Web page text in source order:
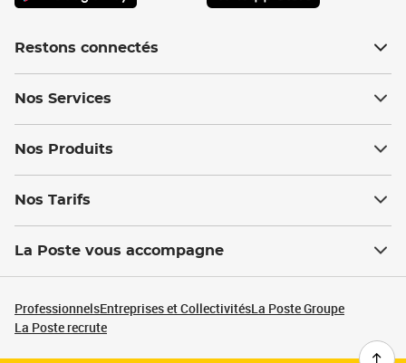
Restons connectés
Nos Services
Nos Produits
Nos Tarifs
La Poste vous accompagne
ProfessionnelsEntreprises et CollectivitésLa Poste Groupe
La Poste recrute